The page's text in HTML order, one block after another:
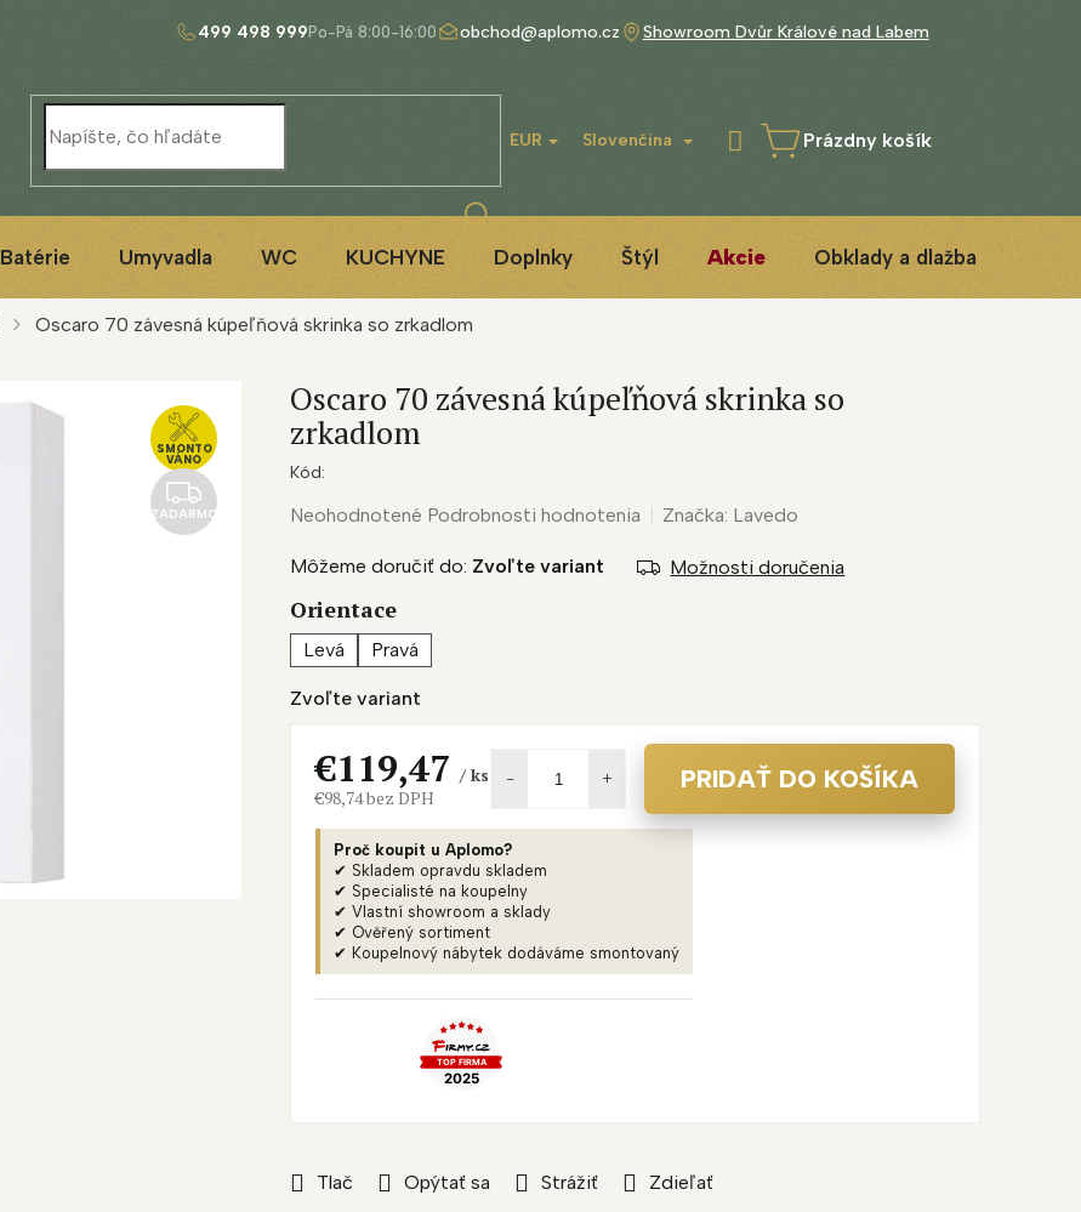
499 498 999 obchod@aplomo.cz Showroom Dvůr Králové nad Labem
EUR Slovenčina
NÁKUPNÝ
Prázdny košík
Batérie Umyvadla WC KUCHYNE Doplnky Štýl Akcie Obklady a dlažba
Oscaro 70 závesná kúpeľňová skrinka so zrkadlom
Z
A
ZADARMO
SMONTO
VÁNO
Zvoľte variant
Môžeme doručiť do: Zvoľte variant Možnosti doručenia
Orientace
Levá Pravá
Tlač Opýtať sa Strážiť Zdieľať
Oscaro 70 závesná kúpeľňová skrinka so
zrkadlom
Kód:
Priemerné
produktu
0,0
5
hviezdičiek.
Neohodnotené Podrobnosti hodnotenia Značka: Lavedo
€119,47 / ks
€98,74 bez DPH
PRIDAŤ DO KOŠÍKA
Proč koupit u Aplomo?
✔ Skladem opravdu skladem
✔ Specialisté na koupelny
✔ Vlastní showroom a sklady
✔ Ověřený sortiment
✔ Koupelnový nábytek dodáváme smontovaný